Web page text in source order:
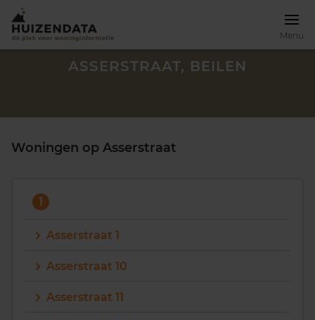
Menu
ASSERSTRAAT, BEILEN
Woningen op Asserstraat
1
Asserstraat 1
Asserstraat 10
Asserstraat 11